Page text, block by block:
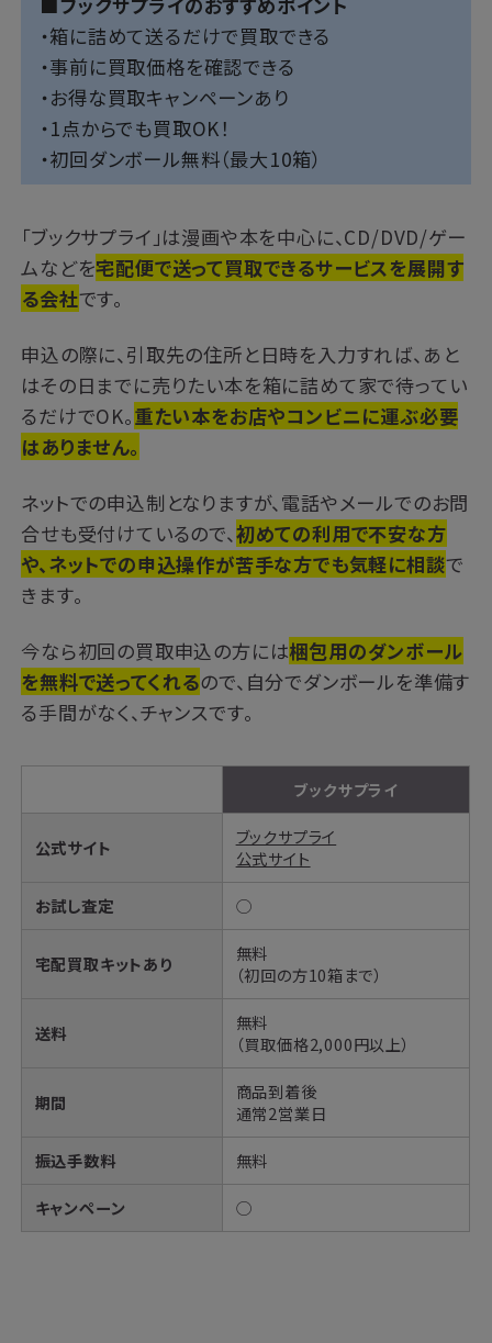
・箱に詰めて送るだけで買取できる
・事前に買取価格を確認できる
・お得な買取キャンペーンあり
・1点からでも買取OK！
・初回ダンボール無料（最大10箱）
「ブックサプライ」は漫画や本を中心に、CD/DVD/ゲー
ムなどを宅配便で送って買取できるサービスを展開す
る会社です。
申込の際に、引取先の住所と日時を入力すれば、あと
はその日までに売りたい本を箱に詰めて家で待ってい
るだけでOK。重たい本をお店やコンビニに運ぶ必要
はありません。
ネットでの申込制となりますが、電話やメールでのお問
合せも受付けているので、初めての利用で不安な方
や、ネットでの申込操作が苦手な方でも気軽に相談で
きます。
今なら初回の買取申込の方には梱包用のダンボール
を無料で送ってくれるので、自分でダンボールを準備す
る手間がなく、チャンスです。
ブックサプライ
公式サイト
ブックサプライ
公式サイト
お試し査定 ◯
宅配買取キットあり
無料
（初回の方10箱まで）
送料
無料
（買取価格2,000円以上）
期間
商品到着後
通常2営業日
振込手数料 無料
キャンペーン ◯